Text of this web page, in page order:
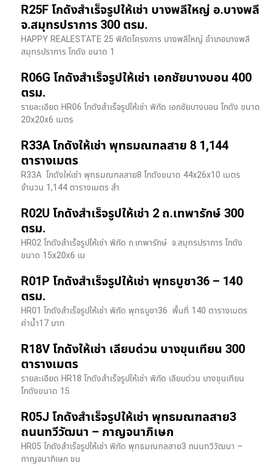
R25F โกดังสำเร็จรูปให้เช่า บางพลีใหญ่ อ.บางพลี
จ.สมุทรปราการ 300 ตรม.
HAPPY REALESTATE 25 พิกัดโครงการ บางพลีใหญ่ อำเภอบางพลี
สมุทรปราการ โกดัง ขนาด 1
R06G โกดังสำเร็จรูปให้เช่า เอกชัยบางบอน 400
ตรม.
รายละเอียด HR06 โกดังสำเร็จรูปให้เช่า พิกัด เอกชัยบางบอน โกดัง ขนาด
20x20x6 เมตร
R33A โกดังให้เช่า พุทธมณฑลสาย 8 1,144
ตารางเมตร
R33A โกดังให่เช่า พุทธมณฑลสาย8 โกดังขนาด 44x26x10 เมตร
จำนวน 1,144 ตารางเมตร สำ
R02U โกดังสำเร็จรูปให้เช่า 2 ถ.เทพารักษ์ 300
ตรม.
HR02 โกดังสำเร็จรูปให้เช่า พิกัด ถ.เทพารักษ์ จ.สมุทรปราการ โกดัง
ขนาด 15x20x6 เม
R01P โกดังสำเร็จรูปให้เช่า พุทธบูชา36 – 140
ตรม.
HR01 โกดังสำเร็จรูปให้เช่า พิกัด พุทธบูชา36 พื้นที่ 140 ตารางเมตร
ค่าน้ำ17 บาท
R18V โกดังให้เช่า เลียบด่วน บางขุนเทียน 300
ตารางเมตร
รายละเอียด HR18 โกดังสำเร็จรูปให้เช่า พิกัด เลียบด่วน​ บางขุนเทียน​
โกดังขนาด 15
R05J โกดังสำเร็จรูปให้เช่า พุทธมณฑลสาย3
ถนนทวีวัฒนา – กาญจนาภิเษก
HR05 โกดังสำเร็จรูปให้เช่า พิกัด พุทธมณฑลสาย3 ถนนทวีวัฒนา –
กาญจนาภิเษก ขน